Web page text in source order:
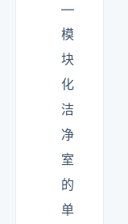
—
模
块
化
洁
净
室
的
单